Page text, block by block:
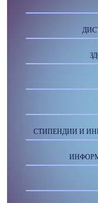
СТИПЕНДИИ И